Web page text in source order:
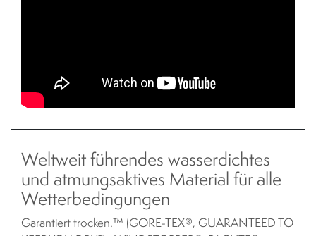
Weltweit führendes wasserdichtes
und atmungsaktives Material für alle
Wetterbedingungen
Garantiert trocken.™ (GORE-TEX®, GUARANTEED TO